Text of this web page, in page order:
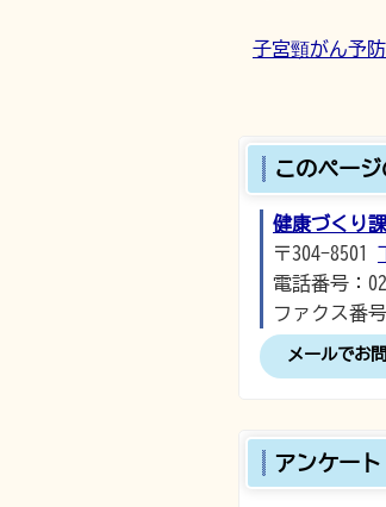
子宮頸がん予
このペー
健康づくり課
〒304-8501
電話番号：
ファクス番
メールでお
アンケート